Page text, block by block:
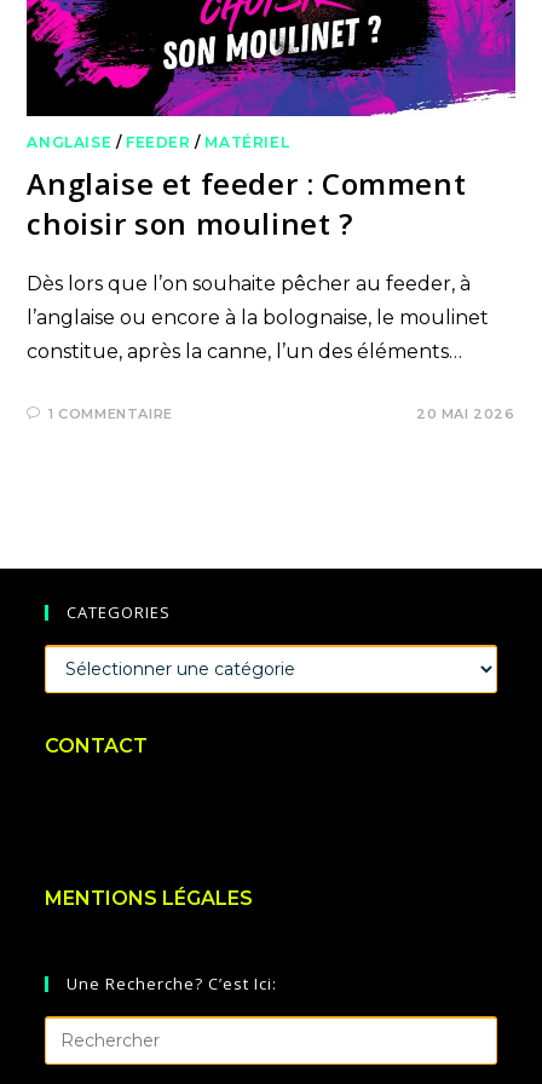
ANGLAISE / FEEDER / MATÉRIEL
Anglaise et feeder : Comment
choisir son moulinet ?
Dès lors que l’on souhaite pêcher au feeder, à
l’anglaise ou encore à la bolognaise, le moulinet
constitue, après la canne, l’un des éléments…
1 COMMENTAIRE 20 MAI 2026
CATEGORIES
CATEGORIES
CONTACT
MENTIONS LÉGALES
Une Recherche? C’est Ici: